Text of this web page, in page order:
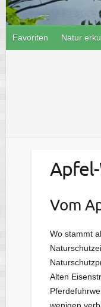
Favoriten Natur
Vom
Wo stammt
Alten
wenigen